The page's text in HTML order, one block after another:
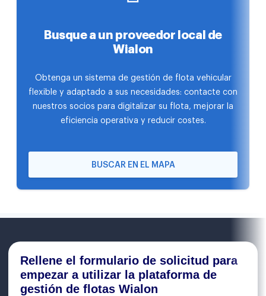
Busque a un proveedor local de
Wialon
Obtenga un sistema de gestión de flota vehicular
flexible y adaptado a sus necesidades: contacte con
nuestros socios para digitalizar su flota, mejorar la
eficiencia operativa y reducir costes.
BUSCAR EN EL MAPA